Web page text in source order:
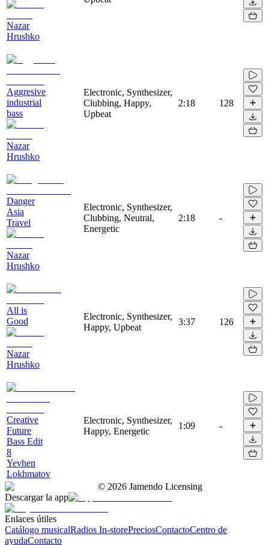
Nazar
Hrushko
Aggresive
industrial
bass
Nazar
Hrushko
Electronic, Synthesizer,
Clubbing, Happy,
Upbeat
2:18 128
Danger
Asia
Travel
Nazar
Hrushko
Electronic, Synthesizer,
Clubbing, Neutral,
Energetic
2:18 -
All is
Good
Nazar
Hrushko
Electronic, Synthesizer,
Happy, Upbeat
3:37 126
Creative
Future
Bass Edit
8
Yevhen
Lokhmatov
Electronic, Synthesizer,
Happy, Energetic
1:09 -
© 2026 Jamendo Licensing
Descargar la app
Enlaces útiles
Catálogo musicalRadios In-storePreciosContactoCentro de
ayudaContacto